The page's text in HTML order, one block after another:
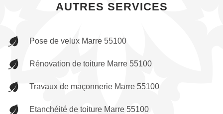
AUTRES SERVICES
Pose de velux Marre 55100
Rénovation de toiture Marre 55100
Travaux de maçonnerie Marre 55100
Etanchéité de toiture Marre 55100